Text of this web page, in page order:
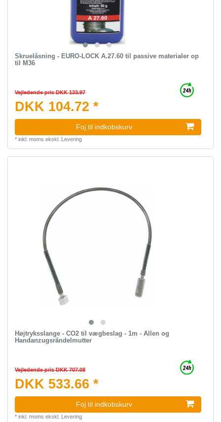
Skruelåsning - EURO-LOCK A.27.60 til passive materialer op
til M36
Vejledende pris DKK 133.97
DKK 104.72 *
Foj til indkobskurv
* inkl. moms ekskl. Levering
Højtryksslange - CO2 til vægbeslag - 1m - Allen og
Handanzugsrändelmutter
Vejledende pris DKK 707.08
DKK 533.66 *
Foj til indkobskurv
* inkl. moms ekskl. Levering